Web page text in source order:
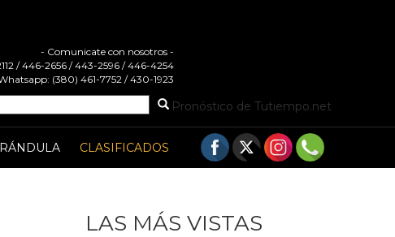
- Comunicate con nosotros -
/ 446-2656 / 443-2596 / 446-4254
(380) 461-7752 / 430-1923
Pronóstico de Tutiempo.net
CLASIFICADOS
LAS MÁS VISTAS